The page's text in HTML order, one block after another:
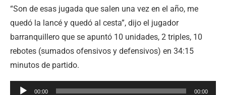
“Son de esas jugada que salen una vez en el año, me
quedó la lancé y quedó al cesta”, dijo el jugador
barranquillero que se apuntó 10 unidades, 2 triples, 10
rebotes (sumados ofensivos y defensivos) en 34:15
minutos de partido.
Reproductor
00:00 00:00